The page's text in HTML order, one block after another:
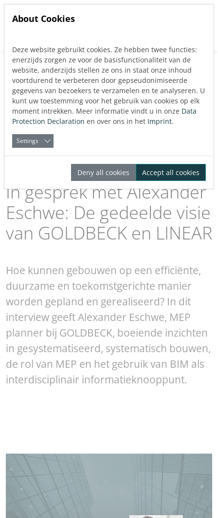
Jump directly to main navigation
Jump directly to content
Back to blog
Interviews
Published: 30.10.2025
LINEAR
In gesprek met Alexander
Eschwe: De gedeelde visie
van GOLDBECK en LINEAR
Hoe kunnen gebouwen op een efficiënte,
duurzame en toekomstgerichte manier
worden gepland en gerealiseerd? In dit
interview geeft Alexander Eschwe, MEP
planner bij GOLDBECK, boeiende inzichten
in gesystematiseerd, systematisch bouwen,
de rol van MEP en het gebruik van BIM als
interdisciplinair informatieknooppunt.
About Cookies
Deze website gebruikt cookies. Ze hebben twee functies:
enerzijds zorgen ze voor de basisfunctionaliteit van de
website, anderzijds stellen ze ons in staat onze inhoud
voortdurend te verbeteren door gepseudonimiseerde
gegevens van bezoekers te verzamelen en te analyseren. U
kunt uw toestemming voor het gebruik van cookies op elk
moment intrekken. Meer informatie vindt u in onze Data
Protection Declaration en over ons in het Imprint.
Settings
Deny all cookies Accept all cookies